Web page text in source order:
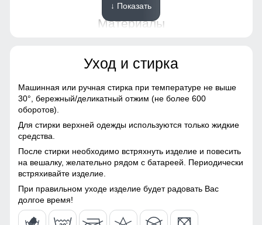
Карманы, обеспечивает удобное хранение личных
вещей. Высокий воротник и регулируемые манжеты
защищают от ветра, делая куртку универсальной для
ежедневного использования.
Водонепроницаемость: 8000 мм
Ткань куртки обработана водоотталкивающей пропиткой
снаружи и антибактериальной внутри.
Водонепроницаемая мембрана обеспечивает
превосходную защиту при мокром снеге или ледяном
дожде и оперативно отводит влагу от тела наружу,
54
69
Материалы
Натуральные материалы,
Полиэстер, Плащевка,
Материал подкладки
100% Полиэстер/Omni-
Материал подкладки
воротника
Материал наполнителя
Фактура материала
Утеплитель гр от 460 до 540
↓ Показать
Уход и стирка
Машинная или ручная стирка при температуре не выше
30°, бережный/деликатный отжим (не более 600
оборотов).
Для стирки верхней одежды используются только жидкие
средства.
После стирки необходимо встряхнуть изделие и повесить
на вешалку, желательно рядом с батареей. Периодически
встряхивайте изделие.
При правильном уходе изделие будет радовать Вас
долгое время!